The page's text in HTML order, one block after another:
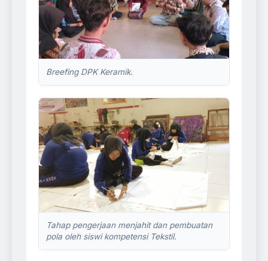
Breefing DPK Keramik.
Tahap pengerjaan menjahit dan pembuatan
pola oleh siswi kompetensi Tekstil.